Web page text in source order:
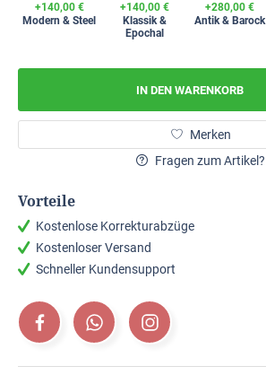
+140,00 €
Modern & Steel
+140,00 €
Klassik &
Epochal
+280,00 €
Antik & Barock
IN DEN WARENKORB
Merken
Fragen zum Artikel?
Vorteile
Kostenlose Korrekturabzüge
Kostenloser Versand
Schneller Kundensupport